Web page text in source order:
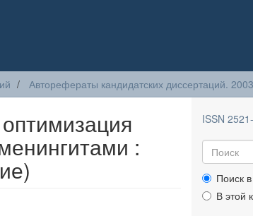
Авторефераты кандидатских диссертаций. 2003
:
ISSN
Поиск
В этой